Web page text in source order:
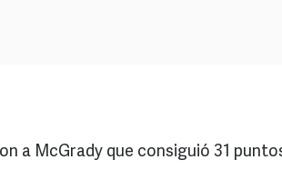
a McGrady que consiguió 31